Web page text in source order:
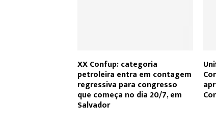
XX Confup: categoria
petroleira entra em contagem
regressiva para congresso
que começa no dia 20/7, em
Salvador